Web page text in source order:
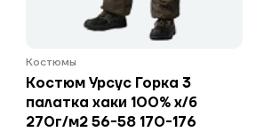
Костюмы
Костюм Урсус Горка 3
палатка хаки 100% х/б
270г/м2 56-58 170-176